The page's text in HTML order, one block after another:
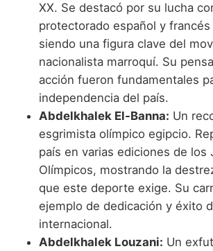
XX. Se destacó por su lucha
protectorado español y
siendo una figura clave del
nacionalista marroquí. Su
acción fueron fundamentales
independencia del país.
Abdelkhalek El-Banna: Un
esgrimista olímpico egipcio.
país en varias ediciones de los
Olímpicos, mostrando la
que este deporte exige. Su
ejemplo de dedicación y éxito
internacional.
Abdelkhalek Louzani: Un